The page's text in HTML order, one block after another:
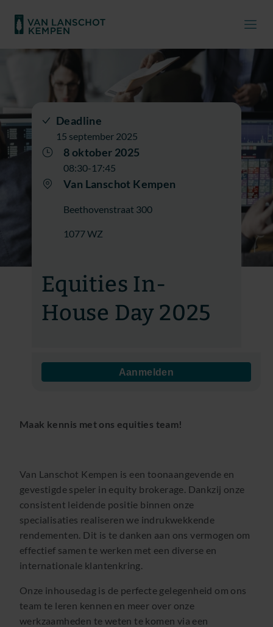
Deadline
15 september 2025
8 oktober 2025
08:30-17:45
Van Lanschot Kempen
Beethovenstraat 300
1077 WZ
Equities In-
House Day 2025
Aanmelden
Maak kennis met ons equities team!
Van Lanschot Kempen is een toonaangevende en
gevestigde speler in equity brokerage. Dankzij onze
consistent leidende positie binnen onze
specialisaties realiseren we indrukwekkende
rendementen. Dit is te danken aan ons vermogen om
effectief samen te werken met een diverse en
internationale klantenkring.
Onze inhousedag is de perfecte gelegenheid om ons
team te leren kennen en meer over onze
werkzaamheden te weten te komen via een